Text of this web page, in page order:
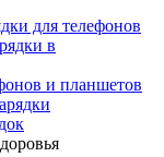
для телефонов
в
и планшетов